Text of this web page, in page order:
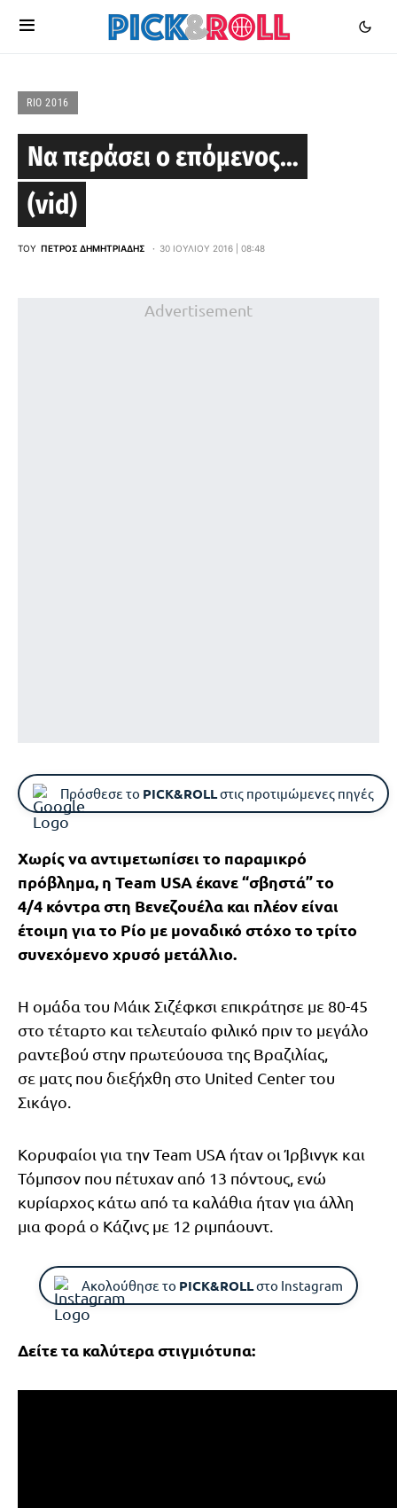
RIO 2016
Να περάσει ο επόμενος…
(vid)
ΤΟΥ ΠΈΤΡΟΣ ΔΗΜΗΤΡΙΆΔΗΣ 30 ΙΟΥΛΊΟΥ 2016 | 08:48
Advertisement
Πρόσθεσε το PICK&ROLLστις προτιμώμενες πηγές
Χωρίς να αντιμετωπίσει το παραμικρό
πρόβλημα, η Team USA έκανε “σβηστά” το
4/4 κόντρα στη Βενεζουέλα και πλέον είναι
έτοιμη για το Ρίο με μοναδικό στόχο το τρίτο
συνεχόμενο χρυσό μετάλλιο.
Η ομάδα του Μάικ Σιζέφκσι επικράτησε με 80-45
στο τέταρτο και τελευταίο φιλικό πριν το μεγάλο
ραντεβού στην πρωτεύουσα της Βραζιλίας,
σε ματς που διεξήχθη στο United Center του
Σικάγο.
Κορυφαίοι για την Team USA ήταν οι Ίρβινγκ και
Τόμπσον που πέτυχαν από 13 πόντους, ενώ
κυρίαρχος κάτω από τα καλάθια ήταν για άλλη
μια φορά ο Κάζινς με 12 ριμπάουντ.
Ακολούθησε το PICK&ROLLστο Instagram
Δείτε τα καλύτερα στιγμιότυπα: